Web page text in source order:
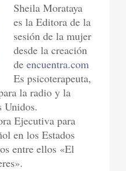
Sheila Morataya
es la Editora de la
sesión de la mujer
desde la creación
deencuentra.com
Es psicoterapeuta,
la radio y la
Unidos.
Ejecutiva para
en los Estados
entre ellos «El